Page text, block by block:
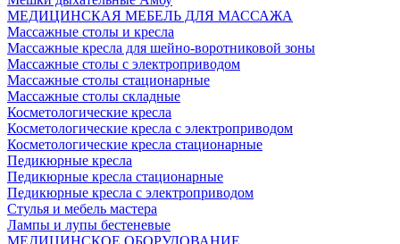
МЕДИЦИНСКАЯ МЕБЕЛЬ ДЛЯ МАССАЖА
Массажные столы и кресла
Массажные кресла для шейно-воротниковой зоны
Массажные столы с электроприводом
Массажные столы стационарные
Массажные столы складные
Косметологические кресла
Косметологические кресла с электроприводом
Косметологические кресла стационарные
Педикюрные кресла
Педикюрные кресла стационарные
Педикюрные кресла с электроприводом
Стулья и мебель мастера
Лампы и лупы бестеневые